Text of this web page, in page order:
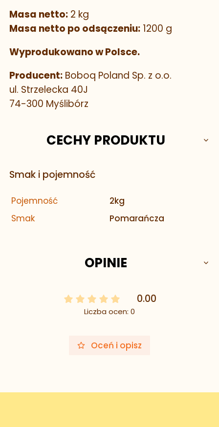
Masa netto: 2 kg
Masa netto po odsączeniu: 1200 g
Wyprodukowano w Polsce.
Producent: Boboq Poland Sp. z o.o.
ul. Strzelecka 40J
74-300 Myślibórz
CECHY PRODUKTU
Smak i pojemność
Pojemność
2kg
Smak
Pomarańcza
OPINIE
0.00
Liczba ocen: 0
Oceń i opisz